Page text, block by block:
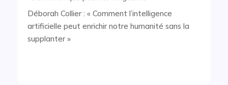
Déborah Collier : « Comment l’intelligence
artificielle peut enrichir notre humanité sans la
supplanter »